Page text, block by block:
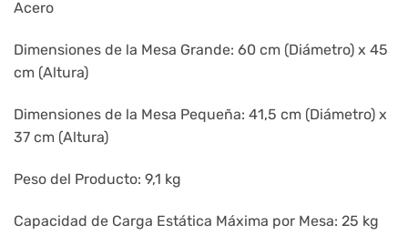
Acero
Dimensiones de la Mesa Grande: 60 cm (Diámetro) x 45
cm (Altura)
Dimensiones de la Mesa Pequeña: 41,5 cm (Diámetro) x
37 cm (Altura)
Peso del Producto: 9,1 kg
Capacidad de Carga Estática Máxima por Mesa: 25 kg